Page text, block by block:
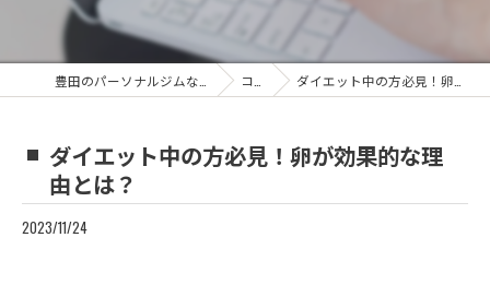
コラム ダイエット中の方必見！卵が効果的な理由とは？
ダイエット中の方必見！卵が効果的な理
由とは？
2023/11/24